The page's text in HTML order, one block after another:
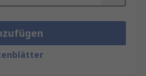
Zubehör
ab, für die Sie es